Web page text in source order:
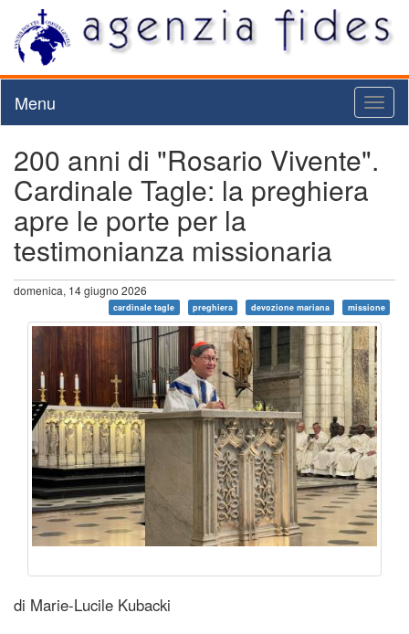
Menu
200 anni di "Rosario Vivente".
Cardinale Tagle: la preghiera
apre le porte per la
testimonianza missionaria
domenica, 14 giugno 2026
cardinale tagle preghiera devozione mariana missione
di Marie-Lucile Kubacki